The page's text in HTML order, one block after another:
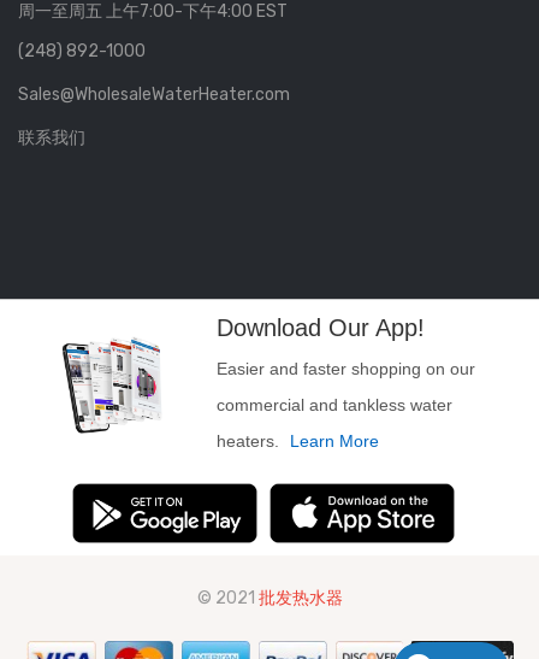
周一至周五 上午7:00-下午4:00 EST
(248) 892-1000
Sales@WholesaleWaterHeater.com
联系我们
Download Our App!
Easier and faster shopping on our
commercial and tankless water
heaters.
Learn More
© 2021 批发热水器